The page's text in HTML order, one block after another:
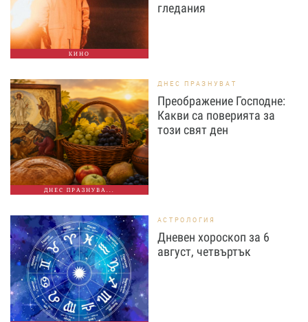
КИНО
гледания
ДНЕС ПРАЗНУВА...
ДНЕС ПРАЗНУВАТ
Преображение Господне:
Какви са поверията за
този свят ден
АСТРОЛОГИЯ
Дневен хороскоп за 6
август, четвъртък